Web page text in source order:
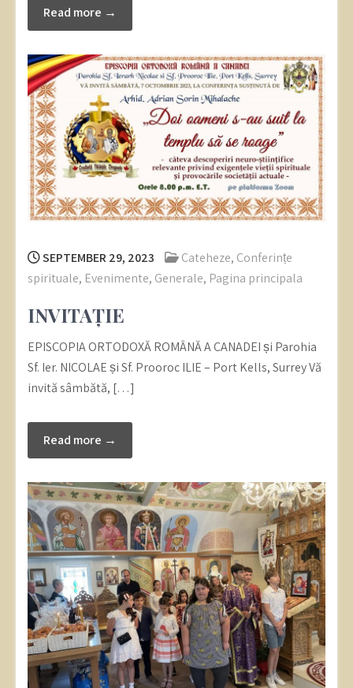
Read more →
SEPTEMBER 29, 2023 Cateheze, Conferințe
spirituale, Evenimente, Generale, Pagina principala
INVITAȚIE
EPISCOPIA ORTODOXĂ ROMÂNĂ A CANADEI și Parohia
Sf. Ier. NICOLAE și Sf. Prooroc ILIE – Port Kells, Surrey Vă
invită sâmbătă, […]
Read more →